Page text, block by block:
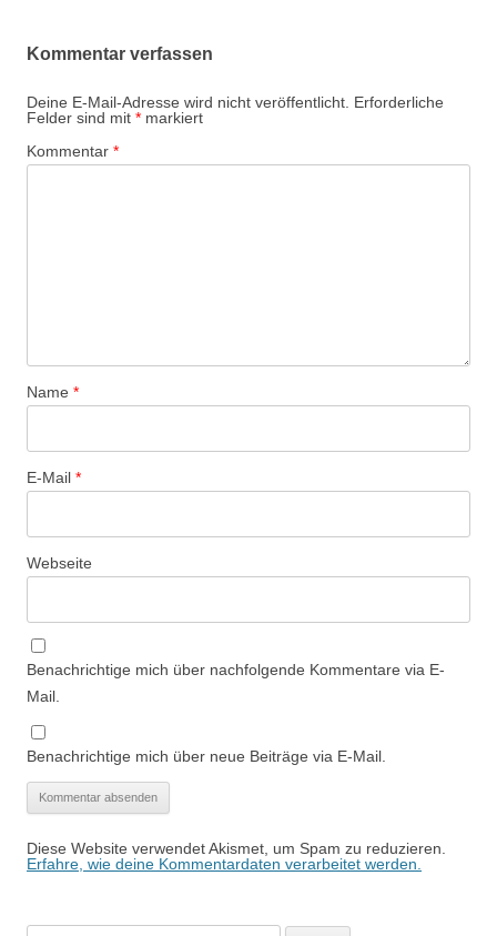
Kommentar verfassen
Deine E-Mail-Adresse wird nicht veröffentlicht. Erforderliche
Felder sind mit * markiert
Kommentar *
Name *
E-Mail *
Webseite
Benachrichtige mich über nachfolgende Kommentare via E-
Mail.
Benachrichtige mich über neue Beiträge via E-Mail.
Diese Website verwendet Akismet, um Spam zu reduzieren.
Erfahre, wie deine Kommentardaten verarbeitet werden.